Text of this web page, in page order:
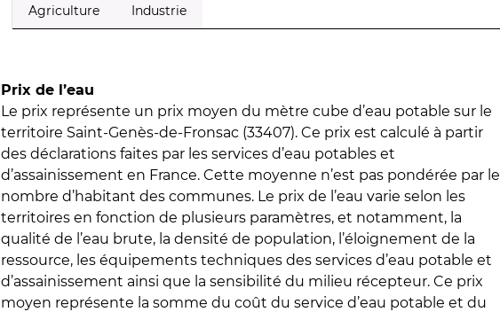
Agriculture Industrie
Prix de l’eau
Le prix représente un prix moyen du mètre cube d’eau potable sur le
territoire Saint-Genès-de-Fronsac (33407). Ce prix est calculé à partir
des déclarations faites par les services d’eau potables et
d’assainissement en France. Cette moyenne n’est pas pondérée par le
nombre d’habitant des communes. Le prix de l’eau varie selon les
territoires en fonction de plusieurs paramètres, et notamment, la
qualité de l’eau brute, la densité de population, l’éloignement de la
ressource, les équipements techniques des services d’eau potable et
d’assainissement ainsi que la sensibilité du milieu récepteur. Ce prix
moyen représente la somme du coût du service d’eau potable et du